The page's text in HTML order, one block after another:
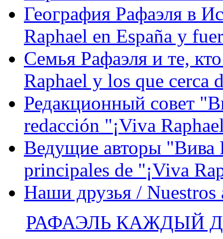
География Рафаэля в
Raphael en España y
Семья Рафаэля и те,
Raphael y los que cerca
Редакционный совет
redacción "¡Viva
Ведущие авторы "Вива
principales de "¡Viva
Наши друзья / Nuestros
РАФАЭЛЬ КАЖДЫЙ